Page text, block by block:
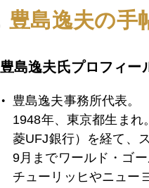
豊島逸夫の手
豊島逸夫氏プロフィー
豊島逸夫事務所代表。
1948年、東京都生まれ
菱UFJ銀行）を経て、
9月までワールド・ゴ
チューリッヒやニュー